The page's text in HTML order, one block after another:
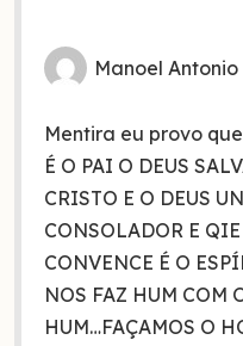
Manoel
Mentira eu provo
É O PAI O DEUS
CRISTO E O DEUS
CONSOLADOR E
CONVENCE É O
NOS FAZ HUM COM
HUM…FAÇAMOS O